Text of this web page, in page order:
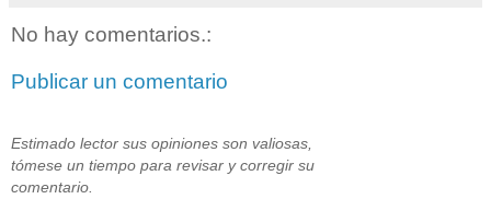
No hay comentarios.:
Publicar un comentario
Estimado lector sus opiniones son valiosas,
tómese un tiempo para revisar y corregir su
comentario.